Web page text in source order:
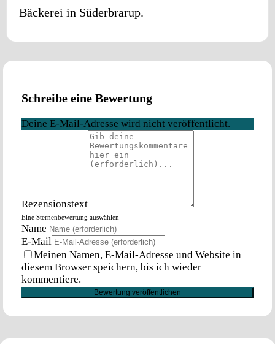
Bäckerei in Süderbrarup.
Schreibe eine Bewertung
Deine E-Mail-Adresse wird nicht veröffentlicht.
Rezensionstext
Eine Sternenbewertung auswählen
Name
E-Mail
Meinen Namen, E-Mail-Adresse und Website in
diesem Browser speichern, bis ich wieder
kommentiere.